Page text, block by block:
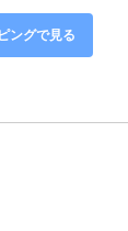
ングで見る